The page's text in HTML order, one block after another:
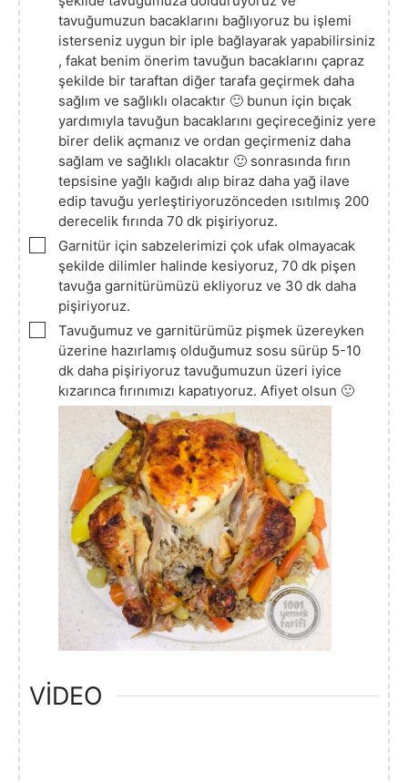
tavuğumuzun bacaklarını bağlıyoruz bu işlemi
isterseniz uygun bir iple bağlayarak yapabilirsiniz
, fakat benim önerim tavuğun bacaklarını çapraz
şekilde bir taraftan diğer tarafa geçirmek daha
sağlım ve sağlıklı olacaktır 🙂 bunun için bıçak
yardımıyla tavuğun bacaklarını geçireceğiniz yere
birer delik açmanız ve ordan geçirmeniz daha
sağlam ve sağlıklı olacaktır 🙂 sonrasında fırın
tepsisine yağlı kağıdı alıp biraz daha yağ ilave
edip tavuğu yerleştiriyoruzönceden ısıtılmış 200
derecelik fırında 70 dk pişiriyoruz.
▢
Garnitür için sabzelerimizi çok ufak olmayacak
şekilde dilimler halinde kesiyoruz, 70 dk pişen
tavuğa garnitürümüzü ekliyoruz ve 30 dk daha
pişiriyoruz.
▢
Tavuğumuz ve garnitürümüz pişmek üzereyken
üzerine hazırlamış olduğumuz sosu sürüp 5-10
dk daha pişiriyoruz tavuğumuzun üzeri iyice
kızarınca fırınımızı kapatıyoruz. Afiyet olsun 🙂
VIDEO